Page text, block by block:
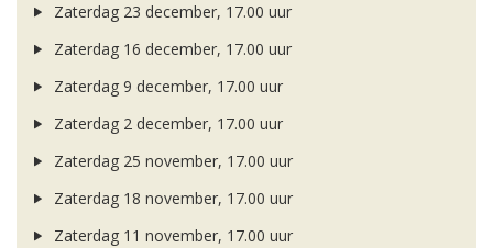
Zaterdag 23 december, 17.00 uur
Zaterdag 16 december, 17.00 uur
Zaterdag 9 december, 17.00 uur
Zaterdag 2 december, 17.00 uur
Zaterdag 25 november, 17.00 uur
Zaterdag 18 november, 17.00 uur
Zaterdag 11 november, 17.00 uur